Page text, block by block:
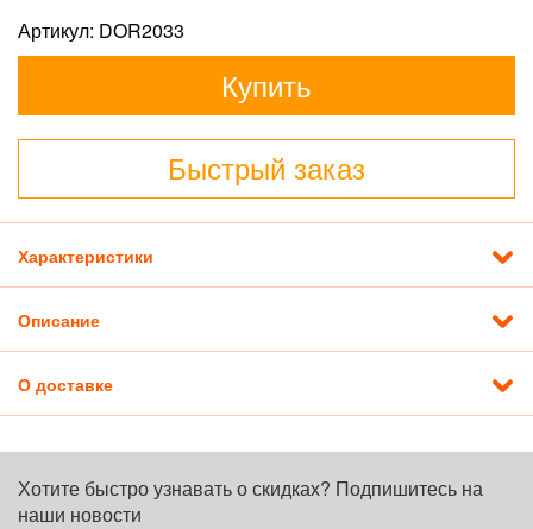
Артикул: DOR2033
Купить
Быстрый заказ
Характеристики
Описание
О доставке
Хотите быстро узнавать о скидках? Подпишитесь на
наши новости